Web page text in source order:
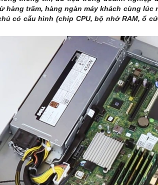
hàng trăm, hàng ngàn máy khách cùng lúc
có cấu hình (chip CPU, bộ nhớ RAM, ổ